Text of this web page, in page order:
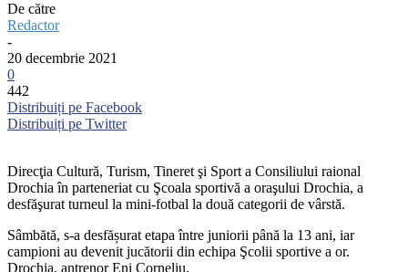
De către
Redactor
-
20 decembrie 2021
0
442
Distribuiți pe Facebook
Distribuiți pe Twitter
Direcţia Cultură, Turism, Tineret şi Sport a Consiliului raional
Drochia în parteneriat cu Şcoala sportivă a oraşului Drochia, a
desfăşurat turneul la mini-fotbal la două categorii de vârstă.
Sâmbătă, s-a desfășurat etapa între juniorii până la 13 ani, iar
campioni au devenit jucătorii din echipa Şcolii sportive a or.
Drochia, antrenor Eni Corneliu.